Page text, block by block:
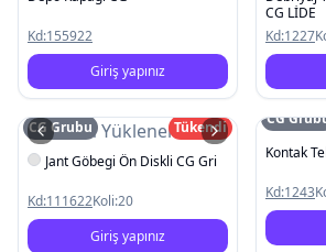
Kd:155922
Giriş yapınız
CG LİDE
Kd:1227
Resim Yüklenemedi
CG Grubu
Tükendi
Jant Göbegi Ön Diskli CG Gri
Kd:111622Koli:20
Giriş yapınız
CG
Kontak
Kd:1243